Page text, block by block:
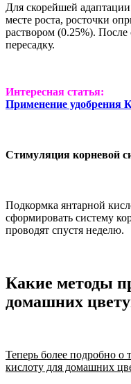
Для скорейшей
месте роста, росточки
раствором (0.25%).
пересадку.
Интересная статья:
Применение удобрения
Стимуляция корневой
Подкормка янтарной
сформировать систему
проводят спустя неделю.
Какие методы
домашних
Теперь более подробно
кислоту для домашних